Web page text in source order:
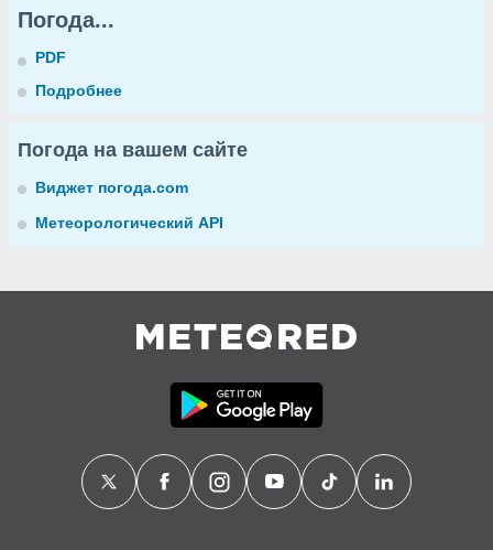
Погода...
PDF
Подробнее
Погода на вашем сайте
Виджет погода.com
Метеорологический API